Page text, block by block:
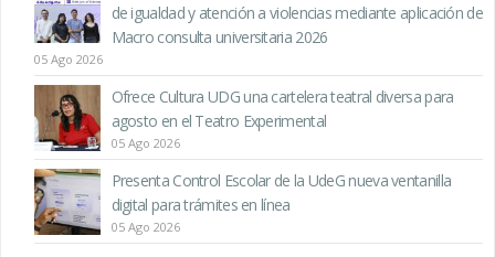
de igualdad y atención a violencias mediante aplicación de
Macro consulta universitaria 2026
05 Ago 2026
Ofrece Cultura UDG una cartelera teatral diversa para
agosto en el Teatro Experimental
05 Ago 2026
Presenta Control Escolar de la UdeG nueva ventanilla
digital para trámites en línea
05 Ago 2026